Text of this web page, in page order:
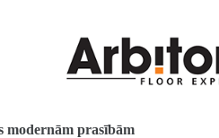
modernām prasībām